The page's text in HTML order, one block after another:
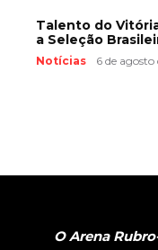
Talento do
a Seleção
Notícias 6 de agosto
O Arena